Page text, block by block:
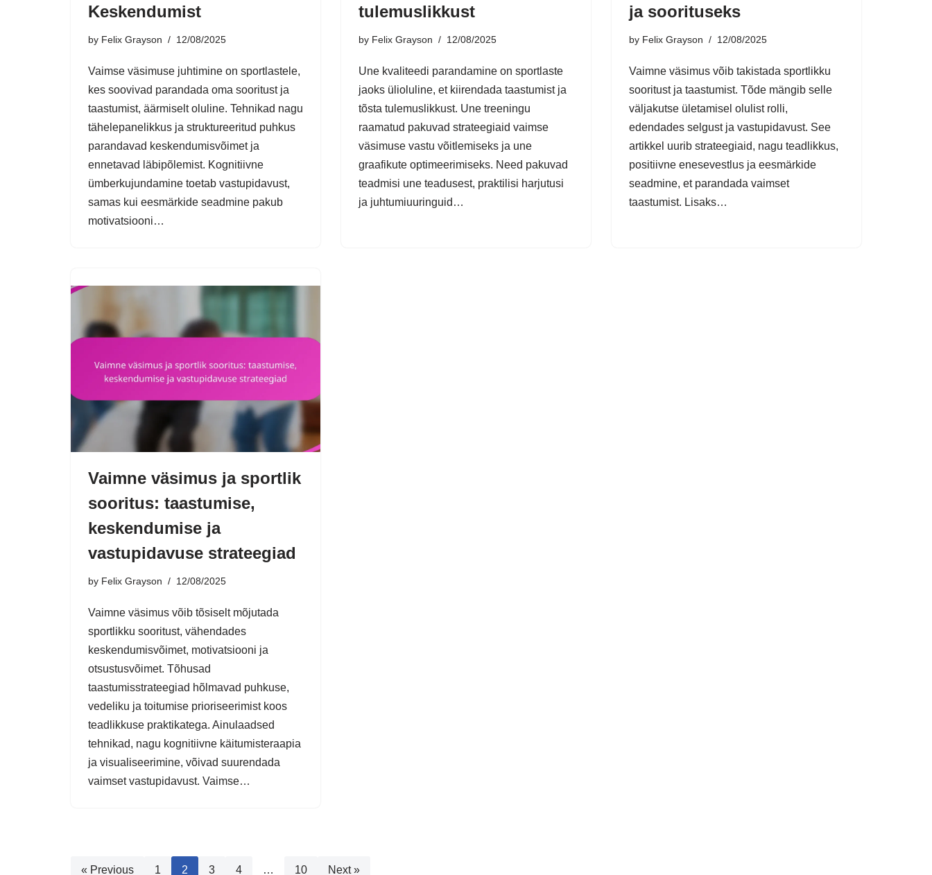
Keskendumist
by Felix Grayson 12/08/2025
Vaimse väsimuse juhtimine on sportlastele,
kes soovivad parandada oma sooritust ja
taastumist, äärmiselt oluline. Tehnikad nagu
tähelepanelikkus ja struktureeritud puhkus
parandavad keskendumisvõimet ja
ennetavad läbipõlemist. Kognitiivne
ümberkujundamine toetab vastupidavust,
samas kui eesmärkide seadmine pakub
motivatsiooni…
tulemuslikkust
by Felix Grayson 12/08/2025
Une kvaliteedi parandamine on sportlaste
jaoks ülioluline, et kiirendada taastumist ja
tõsta tulemuslikkust. Une treeningu
raamatud pakuvad strateegiaid vaimse
väsimuse vastu võitlemiseks ja une
graafikute optimeerimiseks. Need pakuvad
teadmisi une teadusest, praktilisi harjutusi
ja juhtumiuuringuid…
ja soorituseks
by Felix Grayson 12/08/2025
Vaimne väsimus võib takistada sportlikku
sooritust ja taastumist. Tõde mängib selle
väljakutse ületamisel olulist rolli,
edendades selgust ja vastupidavust. See
artikkel uurib strateegiaid, nagu teadlikkus,
positiivne enesevestlus ja eesmärkide
seadmine, et parandada vaimset
taastumist. Lisaks…
Vaimne väsimus ja sportlik
sooritus: taastumise,
keskendumise ja
vastupidavuse strateegiad
by Felix Grayson 12/08/2025
Vaimne väsimus võib tõsiselt mõjutada
sportlikku sooritust, vähendades
keskendumisvõimet, motivatsiooni ja
otsustusvõimet. Tõhusad
taastumisstrateegiad hõlmavad puhkuse,
vedeliku ja toitumise prioriseerimist koos
teadlikkuse praktikatega. Ainulaadsed
tehnikad, nagu kognitiivne käitumisteraapia
ja visualiseerimine, võivad suurendada
vaimset vastupidavust. Vaimse…
« Previous 1 2 3 4 … 10 Next »